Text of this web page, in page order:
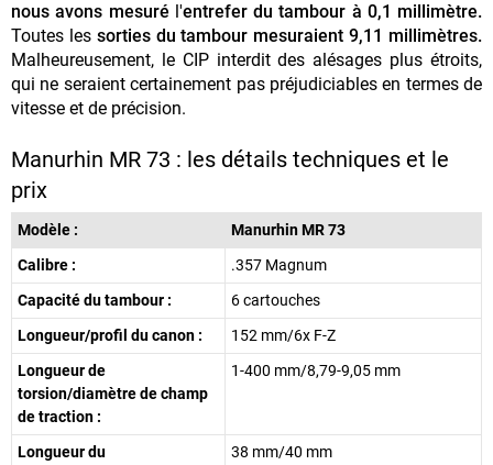
nous avons mesuré l'entrefer du tambour à 0,1 millimètre.
Toutes les sorties du tambour mesuraient 9,11 millimètres.
Malheureusement, le CIP interdit des alésages plus étroits,
qui ne seraient certainement pas préjudiciables en termes de
vitesse et de précision.
Manurhin MR 73 : les détails techniques et le
prix
Modèle :
Manurhin MR 73
Calibre :
.357 Magnum
Capacité du tambour :
6 cartouches
Longueur/profil du canon :
152 mm/6x F-Z
Longueur de
torsion/diamètre de champ
de traction :
1-400 mm/8,79-9,05 mm
Longueur du
38 mm/40 mm